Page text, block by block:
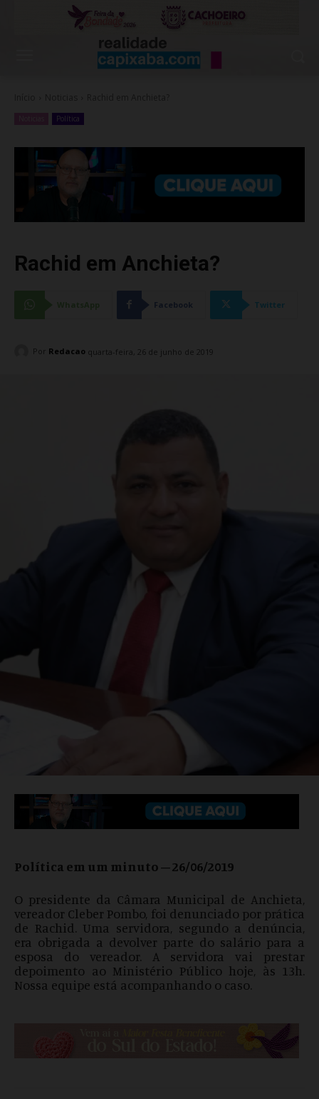
Política
Rachid em Anchieta?
Facebook Twitter
Por Redacao quarta-feira, 26 de junho de 2019
Política em um minuto – 26/06/2019
O presidente da Câmara Municipal de Anchieta,
vereador Cleber Pombo, foi denunciado por prática
de Rachid. Uma servidora, segundo a denúncia,
era obrigada a devolver parte do salário para a
esposa do vereador. A servidora vai prestar
depoimento ao Ministério Público hoje, às 13h.
Nossa equipe está acompanhando o caso.